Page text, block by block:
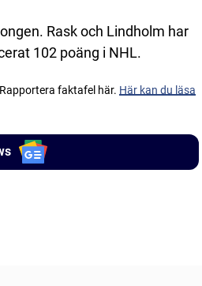
Rask och Lindholm har
102 poäng i NHL.
faktafel här. Här kan du läsa